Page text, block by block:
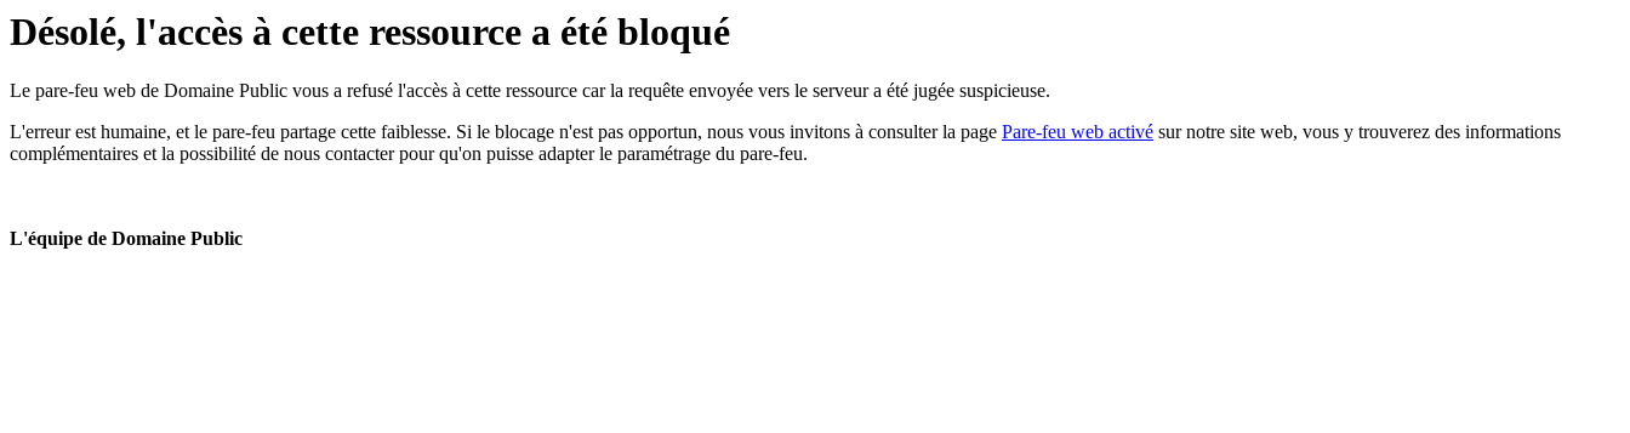
Désolé, l'accès à cette ressource a été bloqué
Le pare-feu web de Domaine Public vous a refusé l'accès à cette ressource car la requête envoyée vers le serveur a été jugée suspicieuse.
L'erreur est humaine, et le pare-feu partage cette faiblesse. Si le blocage n'est pas opportun, nous vous invitons à consulter la page Pare-feu web activé sur notre site web, vous y trouverez des informations
complémentaires et la possibilité de nous contacter pour qu'on puisse adapter le paramétrage du pare-feu.
L'équipe de Domaine Public